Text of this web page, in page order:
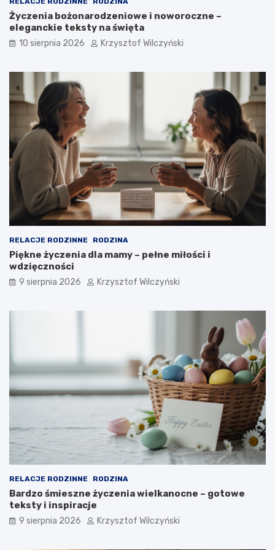
r
y
o
r
?
d
e
d
l
m
w
y
o
r
e
m
Życzenia bożonarodzeniowe i noworoczne –
eleganckie teksty na święta
10 sierpnia 2026 Krzysztof Wilczyński
RELACJE RODZINNE RODZINA
Piękne życzenia dla mamy – pełne miłości i
wdzięczności
9 sierpnia 2026 Krzysztof Wilczyński
RELACJE RODZINNE RODZINA
Bardzo śmieszne życzenia wielkanocne – gotowe
teksty i inspiracje
9 sierpnia 2026 Krzysztof Wilczyński